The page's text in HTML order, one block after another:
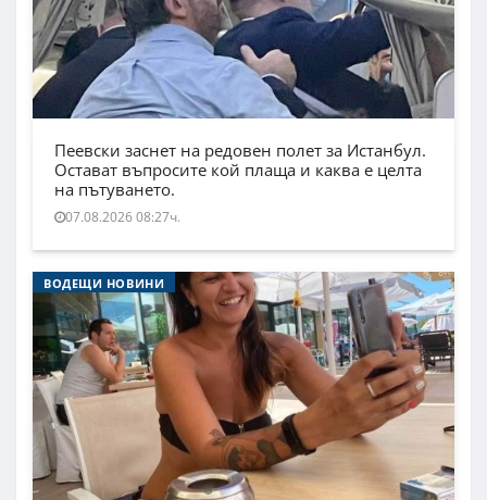
Пеевски заснет на редовен полет за Истанбул.
Остават въпросите кой плаща и каква е целта
на пътуването.
07.08.2026 08:27ч.
ВОДЕЩИ НОВИНИ